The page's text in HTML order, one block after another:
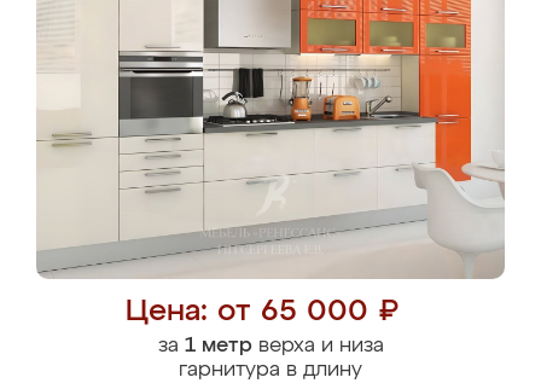
Цена: от 65 000 ₽
за 1 метрверха и низа
гарнитура в длину